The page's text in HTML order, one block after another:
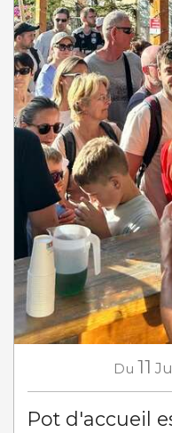
Du 11
Pot d'accueil